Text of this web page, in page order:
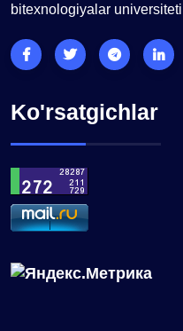
bitexnologiyalar
Ko'rsatgichlar